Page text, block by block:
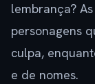
lembrança?
personagens
culpa,
e de nomes.